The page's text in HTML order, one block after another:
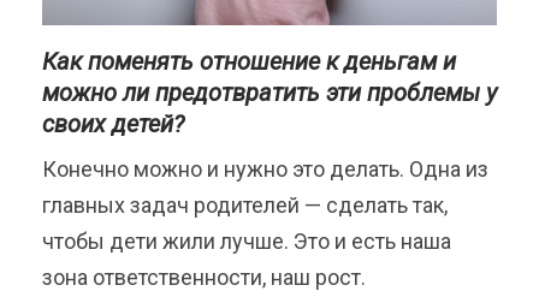
Как поменять отношение к деньгам и
можно ли предотвратить эти проблемы у
своих детей?
Конечно можно и нужно это делать. Одна из
главных задач родителей — сделать так,
чтобы дети жили лучше. Это и есть наша
зона ответственности, наш рост.